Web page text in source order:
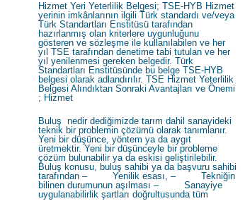
Hizmet Yeri Yeterlilik Belgesi; TSE-HYB Hizmet
yerinin imkânlarının ilgili Türk standardı ve/veya
Türk Standartları Enstitüsü tarafından
hazırlanmış olan kriterlere uygunluğunu
gösteren ve sözleşme ile kullanılabilen ve her
yıl TSE tarafından denetime tabi tutulan ve her
yıl yenilenmesi gereken belgedir. Türk
Standartları Enstitüsünde bu belge TSE-HYB
belgesi olarak adlandırılır. TSE Hizmet Yeterlilik
Belgesi Alındıktan Sonraki Avantajları ve Önemi
; Hizmet
Buluş nedir dediğimizde tarım dahil sanayideki
teknik bir problemin çözümü olarak tanımlanır.
Yeni bir düşünce, yöntem ya da aygıt
üretmektir. Yeni bir düşünceyle bir probleme
çözüm bulunabilir ya da eskisi geliştirilebilir.
Buluş konusu, buluş sahibi ya da başvuru sahibi
tarafından – Yenilik esası, – Tekniğin
bilinen durumunun aşılması – Sanayiye
uygulanabilirlik şartları doğrultusunda tüm